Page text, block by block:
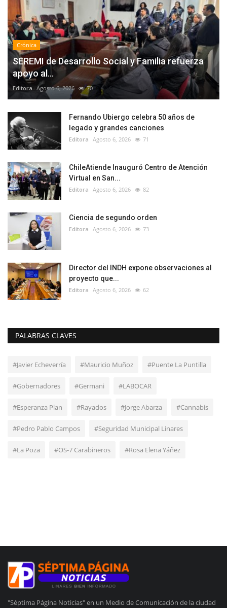
Crónica
SEREMI de Desarrollo Social y Familia refuerza
apoyo al...
Editora Agosto 6, 2026 70
Fernando Ubiergo celebra 50 años de
legado y grandes canciones
Editora Agosto 6, 2026 71
ChileAtiende Inauguró Centro de Atención
Virtual en San...
Editora Agosto 6, 2026 82
Ciencia de segundo orden
Editora Agosto 6, 2026 73
Director del INDH expone observaciones al
proyecto que...
Editora Agosto 6, 2026 62
PALABRAS CLAVES
#Javier Echeverría #Mauricio Muñoz #Puente La Puntilla
#Gobernadores #Germani #LABOCAR
#Esperanza Plan #Rayados #Jorge Abarza #Cannabis
#Pedro Pablo Campos #Seguridad Municipal Linares
#La Poza #OS-7 Carabineros #Rosa Elena Yáñez
"Séptima Página Noticias" en un Medio de Comunicación de la ciudad